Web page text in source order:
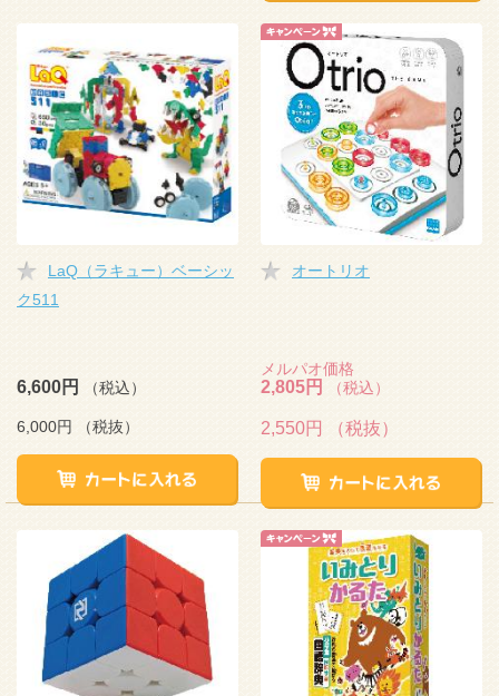
LaQ（ラキュー）ベーシッ
ク511
6,600円 （税込）
6,000円 （税抜）
オートリオ
メルパオ価格
2,805円 （税込）
2,550円 （税抜）